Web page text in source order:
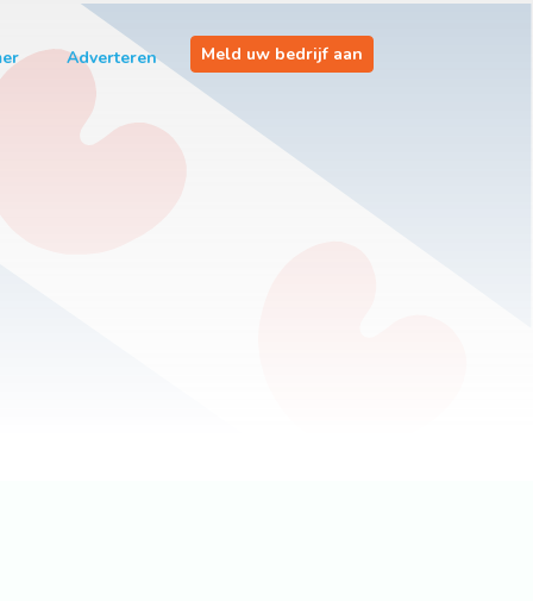
Adverteren Meld uw bedrijf aan